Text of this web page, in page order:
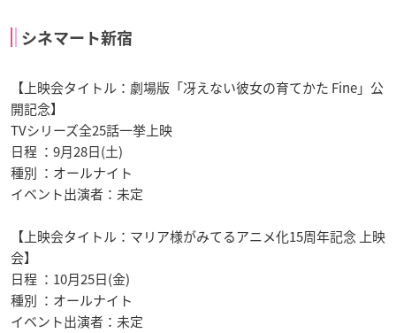
シネマート新宿
【上映会タイトル：劇場版「冴えない彼女の育てかた Fine」公
開記念】
TVシリーズ全25話一挙上映
日程 ：9月28日(土)
種別 ：オールナイト
イベント出演者：未定
【上映会タイトル：マリア様がみてるアニメ化15周年記念 上映
会】
日程 ：10月25日(金)
種別 ：オールナイト
イベント出演者：未定